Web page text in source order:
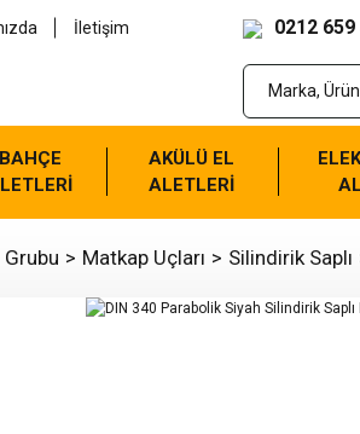
İletişim 0212 659
BAHÇE
AKÜLÜ EL
ALETLERİ
Matkap Uçları Silindirik Saplı